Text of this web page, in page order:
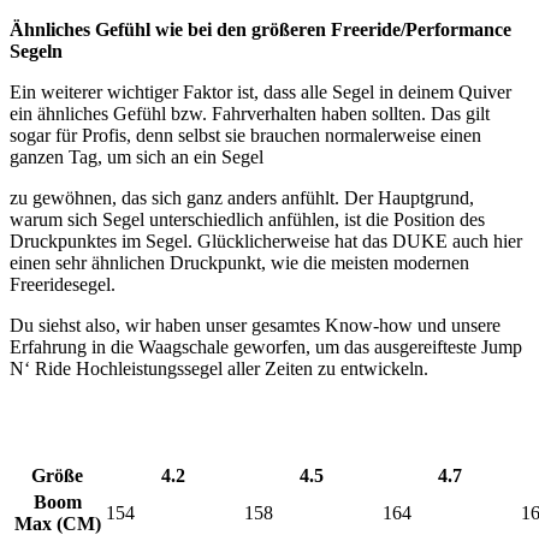
Ähnliches Gefühl wie bei den größeren Freeride/Performance
Segeln
Ein weiterer wichtiger Faktor ist, dass alle Segel in deinem Quiver
ein ähnliches Gefühl bzw. Fahrverhalten haben sollten. Das gilt
sogar für Profis, denn selbst sie brauchen normalerweise einen
ganzen Tag, um sich an ein Segel
zu gewöhnen, das sich ganz anders anfühlt. Der Hauptgrund,
warum sich Segel unterschiedlich anfühlen, ist die Position des
Druckpunktes im Segel. Glücklicherweise hat das DUKE auch hier
einen sehr ähnlichen Druckpunkt, wie die meisten modernen
Freeridesegel.
Du siehst also, wir haben unser gesamtes Know-how und unsere
Erfahrung in die Waagschale geworfen, um das ausgereifteste Jump
N‘ Ride Hochleistungssegel aller Zeiten zu entwickeln.
Größe 4.2 4.5
4.7
Boom
Max (CM)
154 158 164